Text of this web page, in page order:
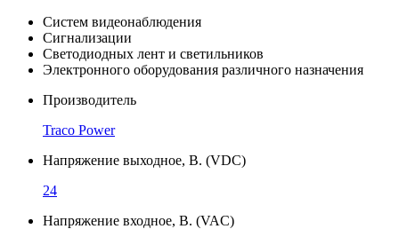
Систем видеонаблюдения
Сигнализации
Светодиодных лент и светильников
Электронного оборудования различного назначения
Производитель
Traco Power
Напряжение выходное, В. (VDC)
24
Напряжение входное, В. (VAC)